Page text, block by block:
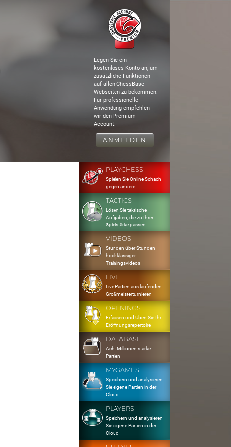
Legen Sie ein
kostenloses Konto an, um
zusätzliche Funktionen
auf allen ChessBase
Webseiten zu bekommen.
Für professionelle
Anwendung empfehlen
wir den Premium
Account.
ANMELDEN
PLAYCHESS
Spielen Sie Online Schach
gegen andere
TACTICS
Lösen Sie taktische
Aufgaben, die zu Ihrer
Spielstärke passen
VIDEOS
Stunden über Stunden
hochklassiger
Trainingsvideos
LIVE
Live Partien aus laufenden
Großmeisterturnieren
OPENINGS
Erfassen und Üben Sie Ihr
Eröffnungsrepertoire
DATABASE
Acht Millionen starke
Partien
MYGAMES
Speichern und analysieren
Sie eigene Partien in der
Cloud
PLAYERS
Speichern und analysieren
Sie eigene Partien in der
Cloud